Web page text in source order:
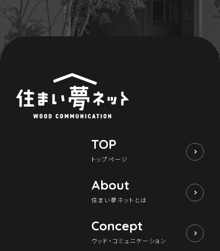
TOP
トップページ
About
住まい夢ネットとは
Concept
ウッド・コミュニケーション